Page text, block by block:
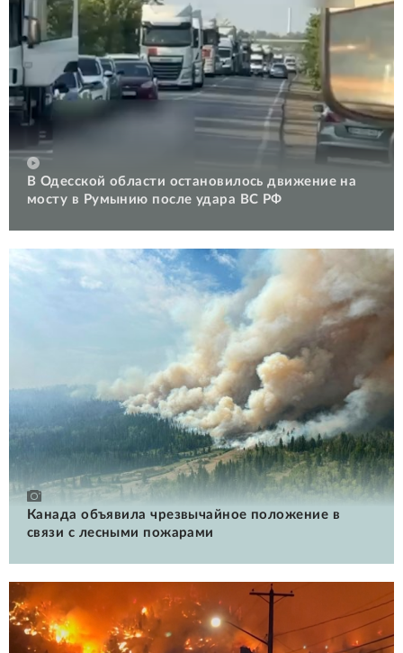
В Одесской области остановилось движение на
мосту в Румынию после удара ВС РФ
Канада объявила чрезвычайное положение в
связи с лесными пожарами